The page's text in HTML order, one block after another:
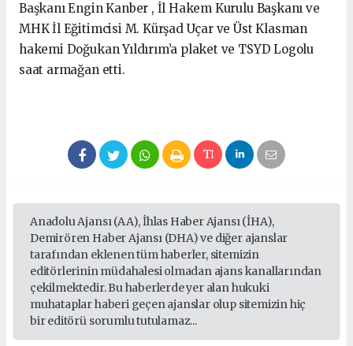
Başkanı Engin Kanber , İl Hakem Kurulu Başkanı ve
MHK İl Eğitimcisi M. Kürşad Uçar ve Üst Klasman
hakemi Doğukan Yıldırım’a plaket ve TSYD Logolu
saat armağan etti.
Anadolu Ajansı (AA), İhlas Haber Ajansı (İHA),
Demirören Haber Ajansı (DHA) ve diğer ajanslar
tarafından eklenen tüm haberler, sitemizin
editörlerinin müdahalesi olmadan ajans kanallarından
çekilmektedir. Bu haberlerde yer alan hukuki
muhataplar haberi geçen ajanslar olup sitemizin hiç
bir editörü sorumlu tutulamaz...